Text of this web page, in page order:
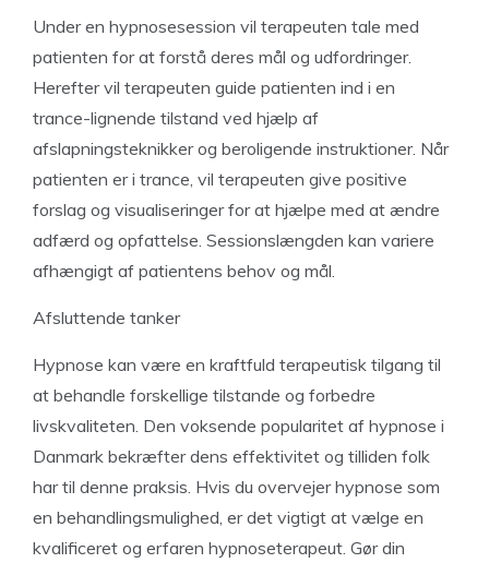
Under en hypnosesession vil terapeuten tale med
patienten for at forstå deres mål og udfordringer.
Herefter vil terapeuten guide patienten ind i en
trance-lignende tilstand ved hjælp af
afslapningsteknikker og beroligende instruktioner. Når
patienten er i trance, vil terapeuten give positive
forslag og visualiseringer for at hjælpe med at ændre
adfærd og opfattelse. Sessionslængden kan variere
afhængigt af patientens behov og mål.
Afsluttende tanker
Hypnose kan være en kraftfuld terapeutisk tilgang til
at behandle forskellige tilstande og forbedre
livskvaliteten. Den voksende popularitet af hypnose i
Danmark bekræfter dens effektivitet og tilliden folk
har til denne praksis. Hvis du overvejer hypnose som
en behandlingsmulighed, er det vigtigt at vælge en
kvalificeret og erfaren hypnoseterapeut. Gør din